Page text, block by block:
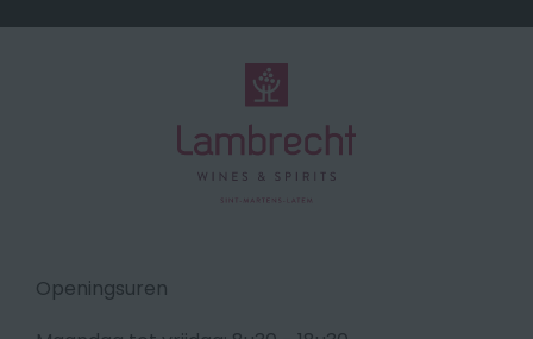
Openingsuren